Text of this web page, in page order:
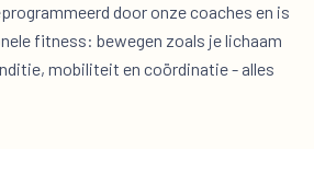
door onze coaches en is
fitness: bewegen zoals je lichaam
mobiliteit en coördinatie - alles